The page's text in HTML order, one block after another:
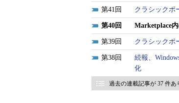
ー）」で公開している
し、「既定でSMB v1を
了していないイメージも
イされたWindows
す。
Disabling Server
Azure Security and
41 クラシックポ
40 Marketplace
39 クラシックポ
38
続報、
化
過去の連載記事が 37 件あ